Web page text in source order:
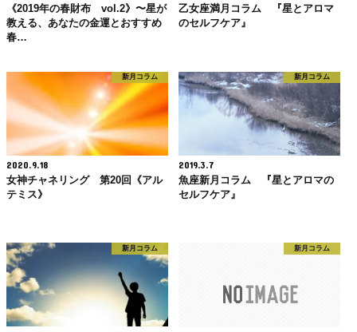
《2019年の春財布 vol.2》〜星が
教える、あなたの金運とおすすめ
春…
乙女座満月コラム 『星とアロマ
のセルフケア』
新月コラム
2020.9.18
女神チャネリング 第20回《アル
テミス》
新月コラム
2019.3.7
魚座新月コラム 『星とアロマの
セルフケア』
新月コラム 新月コラム